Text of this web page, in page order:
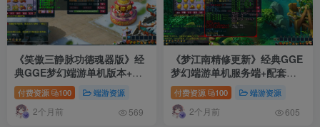
《笑傲三静脉功德魂器版》经
典GGE梦幻端游单机版本+狰
战之玉+切割神器+装备进阶
+卡片系统+详细启动教程
付费资源 100 端游资源
2个月前 569
《梦江南精修更新》经典GGE
梦幻端游单机服务端+配套客
户端+GM工具+全套源码+详细
攻略+详细启动教程
付费资源 100 端游资源
2个月前 605